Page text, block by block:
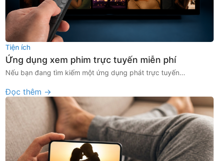
Tiện ích
Ứng dụng xem phim trực tuyến miễn phí
Nếu bạn đang tìm kiếm một ứng dụng phát trực tuyến...
Đọc thêm →